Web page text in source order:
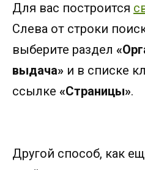
Для вас построится
Слева от строки
выберите раздел
выдача» и в списке
ссылке «Страницы».
Другой способ, как